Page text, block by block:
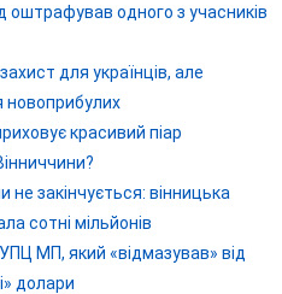
оштрафував одного з учасників
для українців, але
красивий піар
не закінчується: вінницька
сотні мільйонів
МП, який «відмазував» від
долари